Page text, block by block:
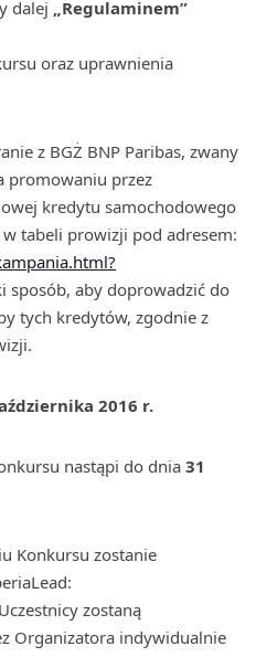
dalej „Regulaminem”
oraz uprawnienia
z BGŻ BNP Paribas, zwany
promowaniu przez
kredytu samochodowego
tabeli prowizji pod adresem:
sposób, aby doprowadzić do
tych kredytów, zgodnie z
2016 r.
nastąpi do dnia 31
Konkursu zostanie
zostaną
Organizatora indywidualnie